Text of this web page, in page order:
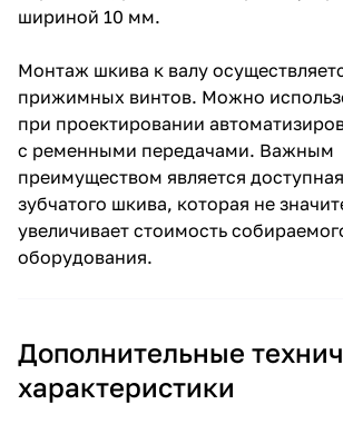
шириной 10 мм.
Монтаж шкива к валу
прижимных винтов. Можно
при проектировании
с ременными передачами. Важным
преимуществом является
зубчатого шкива, которая не
увеличивает стоимость
оборудования.
Дополнительные
характеристики